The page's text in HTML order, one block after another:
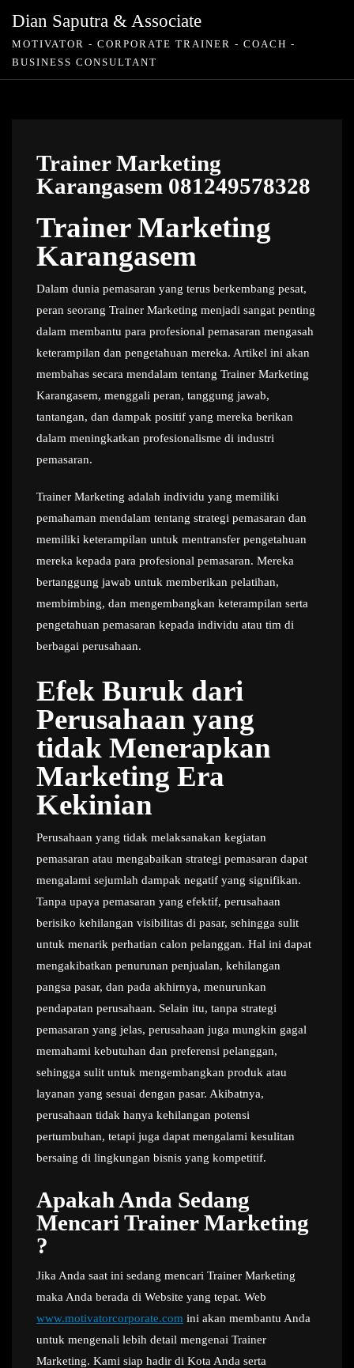
Dian Saputra & Associate
MOTIVATOR - CORPORATE TRAINER - COACH -
BUSINESS CONSULTANT
Trainer Marketing
Karangasem 081249578328
Trainer Marketing
Karangasem
Dalam dunia pemasaran yang terus berkembang pesat,
peran seorang Trainer Marketing menjadi sangat penting
dalam membantu para profesional pemasaran mengasah
keterampilan dan pengetahuan mereka. Artikel ini akan
membahas secara mendalam tentang Trainer Marketing
Karangasem, menggali peran, tanggung jawab,
tantangan, dan dampak positif yang mereka berikan
dalam meningkatkan profesionalisme di industri
pemasaran.
Trainer Marketing adalah individu yang memiliki
pemahaman mendalam tentang strategi pemasaran dan
memiliki keterampilan untuk mentransfer pengetahuan
mereka kepada para profesional pemasaran. Mereka
bertanggung jawab untuk memberikan pelatihan,
membimbing, dan mengembangkan keterampilan serta
pengetahuan pemasaran kepada individu atau tim di
berbagai perusahaan.
Efek Buruk dari
Perusahaan yang
tidak Menerapkan
Marketing Era
Kekinian
Perusahaan yang tidak melaksanakan kegiatan
pemasaran atau mengabaikan strategi pemasaran dapat
mengalami sejumlah dampak negatif yang signifikan.
Tanpa upaya pemasaran yang efektif, perusahaan
berisiko kehilangan visibilitas di pasar, sehingga sulit
untuk menarik perhatian calon pelanggan. Hal ini dapat
mengakibatkan penurunan penjualan, kehilangan
pangsa pasar, dan pada akhirnya, menurunkan
pendapatan perusahaan. Selain itu, tanpa strategi
pemasaran yang jelas, perusahaan juga mungkin gagal
memahami kebutuhan dan preferensi pelanggan,
sehingga sulit untuk mengembangkan produk atau
layanan yang sesuai dengan pasar. Akibatnya,
perusahaan tidak hanya kehilangan potensi
pertumbuhan, tetapi juga dapat mengalami kesulitan
bersaing di lingkungan bisnis yang kompetitif.
Apakah Anda Sedang
Mencari Trainer Marketing
?
Jika Anda saat ini sedang mencari Trainer Marketing
maka Anda berada di Website yang tepat. Web
www.motivatorcorporate.com ini akan membantu Anda
untuk mengenali lebih detail mengenai Trainer
Marketing. Kami siap hadir di Kota Anda serta